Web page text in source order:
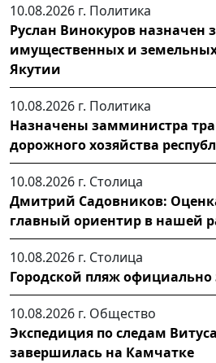
10.08.2026 г. Политика
Руслан Винокуров назначен
имущественных и
Якутии
10.08.2026 г. Политика
Назначены замминистра
дорожного хозяйства
10.08.2026 г. Столица
Дмитрий Садовников:
главный ориентир в нашей
10.08.2026 г. Столица
Городской пляж официально
10.08.2026 г. Общество
Экспедиция по следам
завершилась на Камчатке